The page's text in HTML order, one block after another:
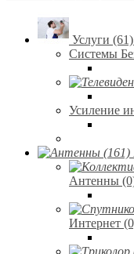
Услуги (61)
Системы
Усиление
Антенны
Интернет